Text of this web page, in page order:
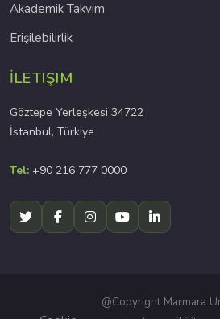
Akademik Takvim
Erişilebilirlik
İLETIŞIM
Göztepe Yerleşkesi 34722
İstanbul, Türkiye
Tel: +90 216 777 0000
@Copyright Marmara